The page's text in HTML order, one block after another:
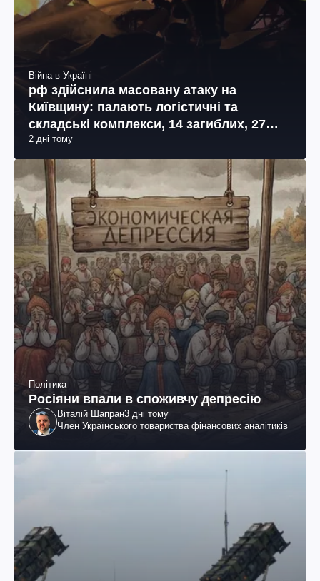
Війна в Україні
рф здійснила масовану атаку на
Київщину: палають логістичні та
складські комплекси, 14 загиблих, 27
поранених (фото, відео)
2 дні тому
Політика
Росіяни впали в споживчу депресію
Віталій Шапран3 дні тому
Член Українського товариства фінансових аналітиків